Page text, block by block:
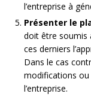
l’entreprise à
Présenter le
doit être soumis
ces derniers
Dans le cas
modifications ou
l’entreprise.